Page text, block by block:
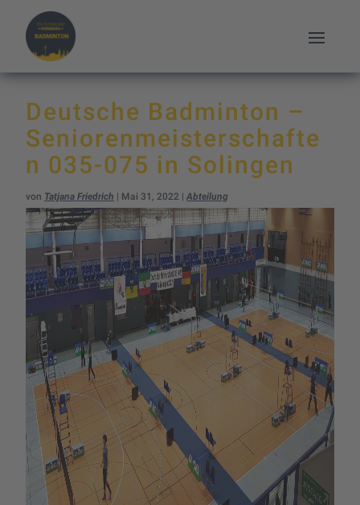
Deutsche Badminton –
Seniorenmeisterschafte
n 035-075 in Solingen
von Tatjana Friedrich | Mai 31, 2022 | Abteilung